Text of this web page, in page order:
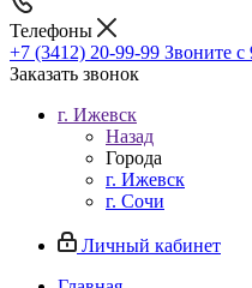
Телефоны
+7 (3412) 20-99-99 Звоните с
Заказать звонок
г. Ижевск
Назад
Города
г. Ижевск
г. Сочи
Личный кабинет